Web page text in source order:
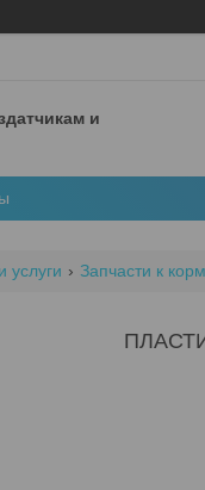
и
услуги Запчасти к